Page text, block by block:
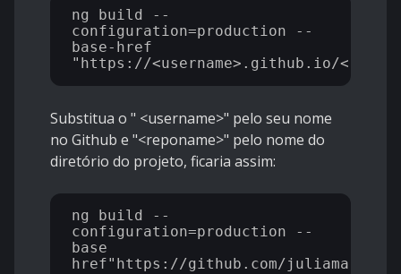
ng build --
configuration=production --
base-href
Substitua o " <username>" pelo seu nome
no Github e "<reponame>" pelo nome do
diretório do projeto, ficaria assim:
ng build --
configuration=production --
base